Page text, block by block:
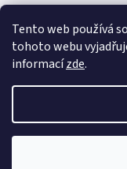
Tento web používá
tohoto webu
informacízde.